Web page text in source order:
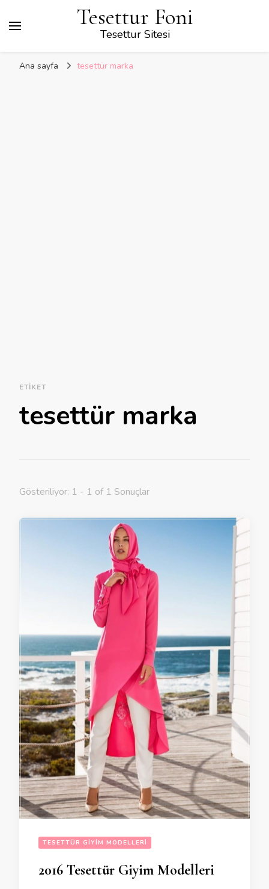
Tesettur Foni
Tesettur Sitesi
Ana sayfa tesettür marka
ETIKET
tesettür marka
Gösteriliyor: 1 - 1 of 1 Sonuçlar
TESETTÜR GIYIM MODELLERI
2016 Tesettür Giyim Modelleri